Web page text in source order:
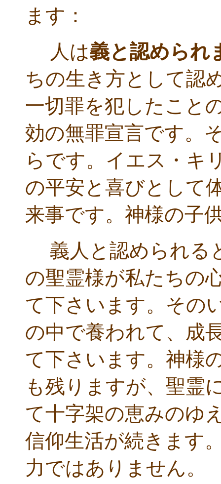
ます：
人は義と認められ
ちの生き方として認
一切罪を犯したこと
効の無罪宣言です。
らです。イエス・キ
の平安と喜びとして
来事です。神様の子
義人と認められる
の聖霊様が私たちの
て下さいます。その
の中で養われて、成
て下さいます。神様
も残りますが、聖霊
て十字架の恵みのゆ
信仰生活が続きます
力ではありません